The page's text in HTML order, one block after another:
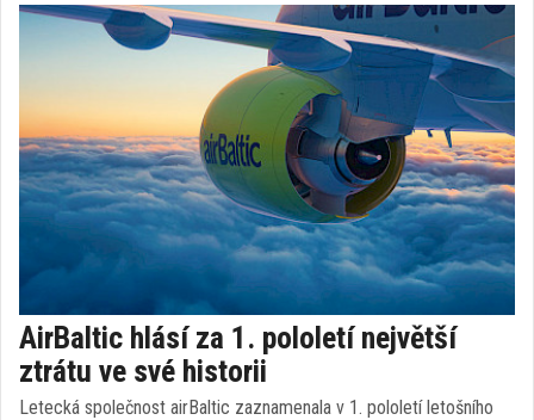
AirBaltic hlásí za 1. pololetí největší
ztrátu ve své historii
Letecká společnost airBaltic zaznamenala v 1. pololetí letošního